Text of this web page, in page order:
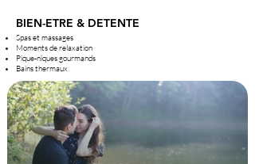
BIEN-ETRE & DETENTE
Spas et massages
Moments de relaxation
Pique-niques gourmands
Bains thermaux